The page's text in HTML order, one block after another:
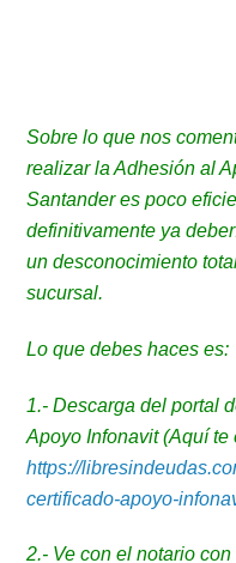
Sobre lo que nos
realizar la Adhesión al
Santander es poco
definitivamente ya
un desconocimiento
sucursal.
Lo que debes haces es:
1.- Descarga del portal
Apoyo Infonavit (Aquí
https://
certificado-apoyo-
2.- Ve con el notario